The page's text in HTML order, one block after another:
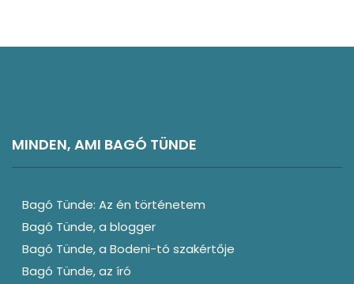
MINDEN, AMI BAGÓ TÜNDE
Bagó Tünde: Az én történetem
Bagó Tünde, a blogger
Bagó Tünde, a Bodeni-tó szakértője
Bagó Tünde, az író